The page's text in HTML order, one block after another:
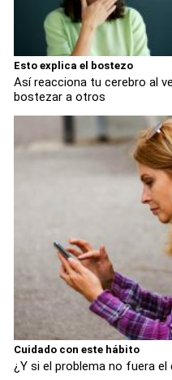
Esto explica el bostezo
Así reacciona tu cerebro al
bostezar a otros
Cuidado con este hábito
¿Y si el problema no fuera